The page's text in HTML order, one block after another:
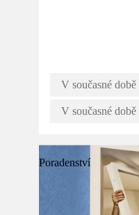
V současné
V současné
Poradenství